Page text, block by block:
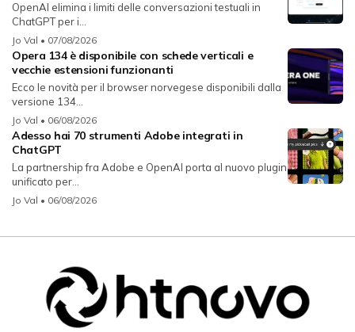
OpenAI elimina i limiti delle conversazioni testuali in
ChatGPT per i...
Jo Val • 07/08/2026
Opera 134 è disponibile con schede verticali e
vecchie estensioni funzionanti
Ecco le novità per il browser norvegese disponibili dalla
versione 134...
Jo Val • 06/08/2026
Adesso hai 70 strumenti Adobe integrati in
ChatGPT
La partnership fra Adobe e OpenAI porta al nuovo plugin
unificato per...
Jo Val • 06/08/2026